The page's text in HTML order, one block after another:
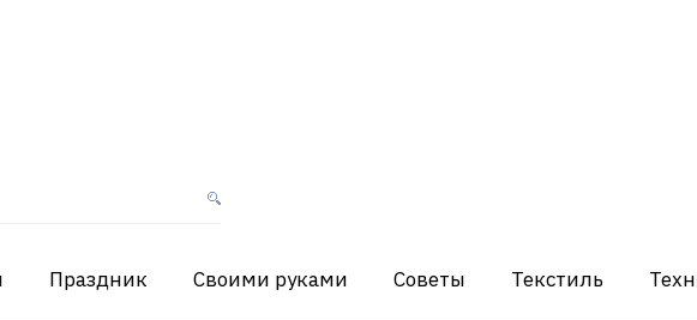
Праздник Своими руками Советы Текстиль